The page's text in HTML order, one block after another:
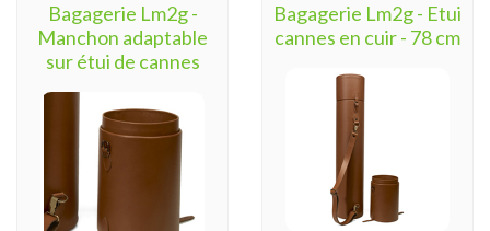
Bagagerie Lm2g -
Manchon adaptable
sur étui de cannes
Bagagerie Lm2g - Etui
cannes en cuir - 78 cm